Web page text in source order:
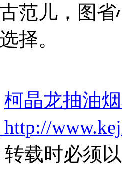
范儿，图
择。
柯晶龙抽油
http://
载时必须